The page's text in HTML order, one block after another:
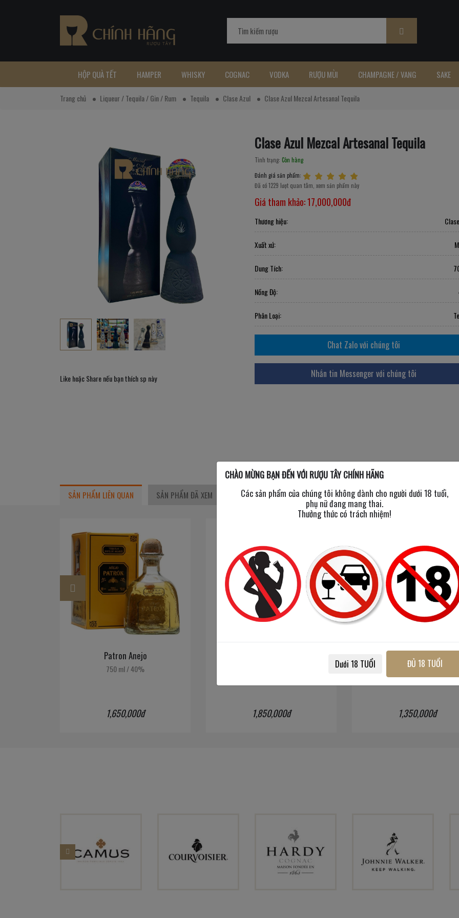
HỘP QUÀ TẾT HAMPER WHISKY COGNAC VODKA RƯỢU MÙI CHAMPAGNE / VANG SAKE
Trang chủ Liqueur / Tequila / Gin / Rum Tequila Clase Azul Clase Azul Mezcal Artesanal Tequila
Like hoặc Share nếu bạn thích sp này
Clase Azul Mezcal Artesanal Tequila
Tình trạng: Còn hàng
Đánh giá sản phẩm:
Đã có 1229 lượt quan tâm, xem sản phẩm này
Giá tham khảo:17,000,000đ
Thương hiệu:
Xuất xứ:
Dung Tích:
Nồng Độ:
Phân Loại:
Chat Zalo với chúng tôi
Nhắn tin Messenger với chúng tôi
SẢN PHẨM LIÊN QUAN SẢN PHẨM ĐÃ XEM
Patron Anejo
750 ml/40%
1,650,000đ 1,850,000đ
Patron Silver
750 ml /40%
1,350,000đ
CHÀO MỪNG BẠN ĐẾN VỚI RƯỢU TÂY CHÍNH HÃNG
Các sản phẩm của chúng tôi không dành cho người dưới 18 tuổi,
phụ nữ đang mang thai.
Thưởng thức có trách nhiệm!
Dưới 18 TUỔI ĐỦ 18 TUỔI